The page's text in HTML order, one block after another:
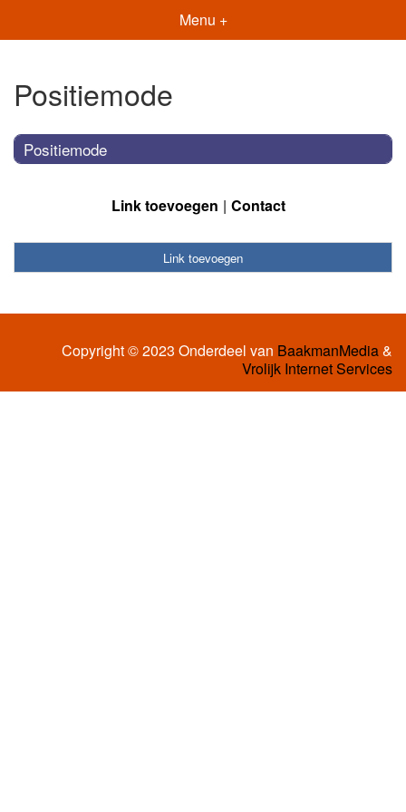
Menu +
Positiemode
Positiemode
Link toevoegen Contact
Link toevoegen
Copyright © 2023 Onderdeel van BaakmanMedia&
Vrolijk Internet Services